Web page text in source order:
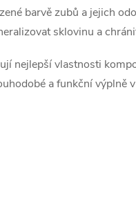
barvě zubů a jejich
sklovinu a
nejlepší vlastnosti
a funkční výplně